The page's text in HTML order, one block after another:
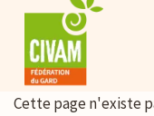
Cette page n'existe